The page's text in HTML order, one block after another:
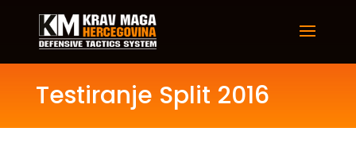
Testiranje Split 2016